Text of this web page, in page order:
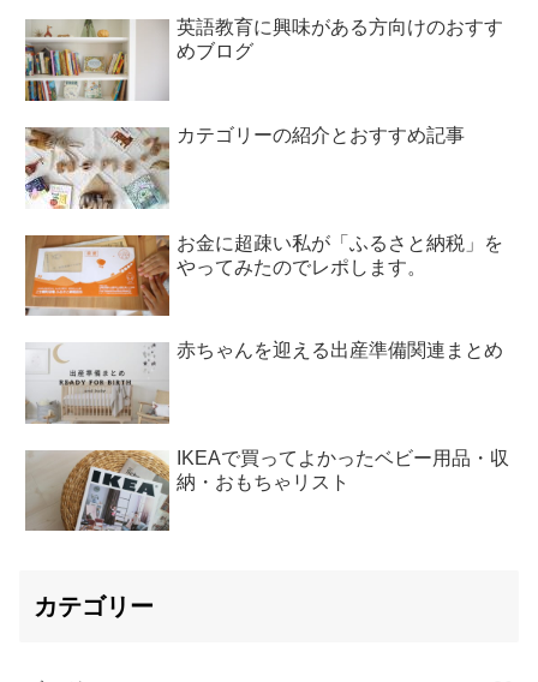
英語教育に興味がある方向けのおすす
めブログ
カテゴリーの紹介とおすすめ記事
お金に超疎い私が「ふるさと納税」を
やってみたのでレポします。
赤ちゃんを迎える出産準備関連まとめ
IKEAで買ってよかったベビー用品・収
納・おもちゃリスト
カテゴリー